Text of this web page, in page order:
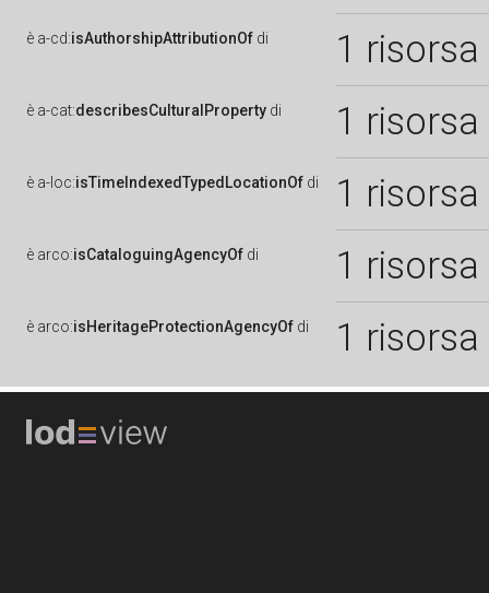
è a-cd:isAuthorshipAttributionOf di 1 risorsa
è a-cat:describesCulturalProperty di 1 risorsa
è a-loc:isTimeIndexedTypedLocationOf di 1 risorsa
è arco:isCataloguingAgencyOf di 1 risorsa
è arco:isHeritageProtectionAgencyOf di 1 risorsa